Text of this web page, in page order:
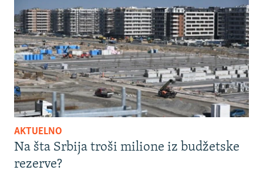
AKTUELNO
Na šta Srbija troši milione iz budžetske
rezerve?